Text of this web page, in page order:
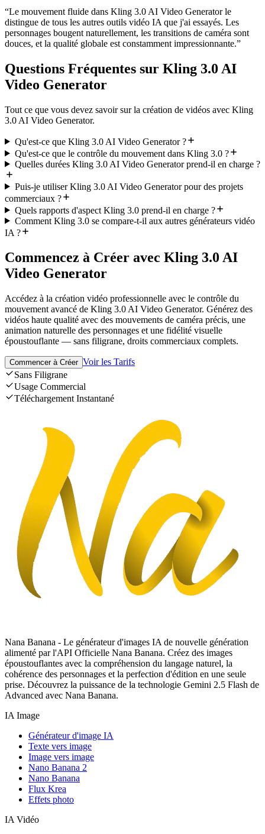
“Le mouvement fluide dans Kling 3.0 AI Video Generator le
distingue de tous les autres outils vidéo IA que j'ai essayés. Les
personnages bougent naturellement, les transitions de caméra sont
douces, et la qualité globale est constamment impressionnante.”
Questions Fréquentes sur Kling 3.0 AI
Video Generator
Tout ce que vous devez savoir sur la création de vidéos avec Kling
3.0 AI Video Generator.
Qu'est-ce que Kling 3.0 AI Video Generator ?
Qu'est-ce que le contrôle du mouvement dans Kling 3.0 ?
Quelles durées Kling 3.0 AI Video Generator prend-il en charge ?
Puis-je utiliser Kling 3.0 AI Video Generator pour des projets
commerciaux ?
Quels rapports d'aspect Kling 3.0 prend-il en charge ?
Comment Kling 3.0 se compare-t-il aux autres générateurs vidéo
IA ?
Commencez à Créer avec Kling 3.0 AI
Video Generator
Accédez à la création vidéo professionnelle avec le contrôle du
mouvement avancé de Kling 3.0 AI Video Generator. Générez des
vidéos haute qualité avec des mouvements de caméra précis, une
animation naturelle des personnages et une fidélité visuelle
époustouflante — sans filigrane, droits commerciaux complets.
Commencer à Créer Voir les Tarifs
Sans Filigrane
Usage Commercial
Téléchargement Instantané
Nana Banana - Le générateur d'images IA de nouvelle génération
alimenté par l'API Officielle Nana Banana. Créez des images
époustouflantes avec la compréhension du langage naturel, la
cohérence des personnages et la perfection d'édition en une seule
prise. Découvrez la puissance de la technologie Gemini 2.5 Flash de
Advanced avec Nana Banana.
IA Image
Générateur d'image IA
Texte vers image
Image vers image
Nano Banana 2
Nano Banana
Flux Krea
Effets photo
IA Vidéo